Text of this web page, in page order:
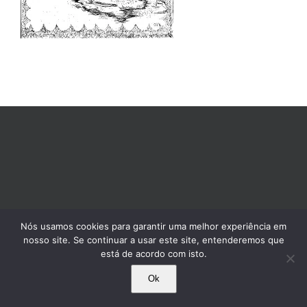
© 1995-2025 Comissão Pró-Índio de São Paulo. Todos os direitos reservados.
Nós usamos cookies para garantir uma melhor experiência em
nosso site. Se continuar a usar este site, entenderemos que
está de acordo com isto.
Ok